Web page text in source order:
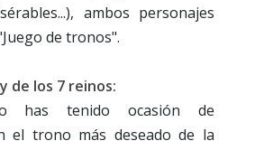
ambos personajes
de tronos".
de los 7 reinos:
has tenido ocasión de
el trono más deseado de la